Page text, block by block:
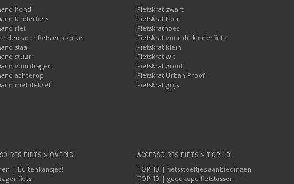
hond
kinderfiets
riet
voor fiets en e-bike
staal
stuur
voordrager
achterop
met deksel
Fietskrat zwart
Fietskrat hout
Fietskrathoes
Fietskrat voor de kinderfiets
Fietskrat klein
Fietskrat wit
Fietskrat groot
Fietskrat Urban Proof
Fietskrat grijs
FIETS > OVERIG
| Buitenkansjes!
fiets
ACCESSOIRES FIETS > TOP 10
TOP 10 | fietsstoeltjes aanbiedingen
TOP 10 | goedkope fietstassen